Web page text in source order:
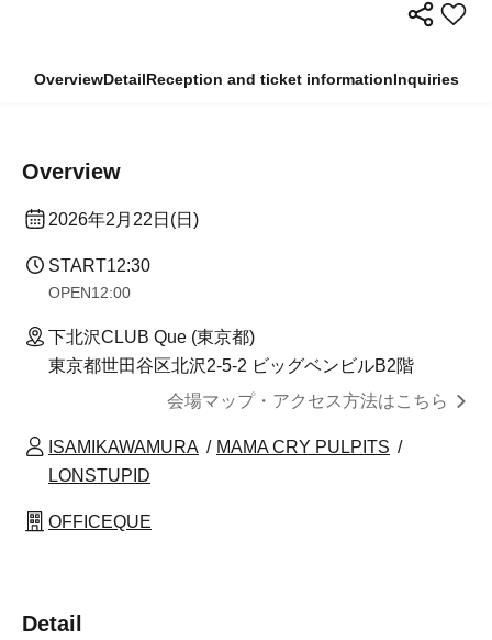
OverviewDetailReception and ticket informationInquiries
Overview
2026年2月22日(日)
START12:30
OPEN12:00
下北沢CLUB Que (東京都)
東京都世田谷区北沢2-5-2 ビッグベンビルB2階
会場マップ・アクセス方法はこちら
ISAMIKAWAMURA
MAMA CRY PULPITS
LONSTUPID
OFFICEQUE
Detail